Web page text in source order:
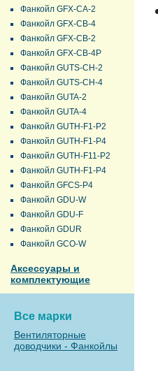
Фанкойл GFX-CA-2
Фанкойл GFX-CB-4
Фанкойл GFX-CB-2
Фанкойл GFX-CB-4P
Фанкойл GUTS-CH-2
Фанкойл GUTS-CH-4
Фанкойл GUTA-2
Фанкойл GUTA-4
Фанкойл GUTH-F1-P2
Фанкойл GUTH-F1-P4
Фанкойл GUTH-F11-P2
Фанкойл GUTH-F1-P4
Фанкойл GFCS-P4
Фанкойл GDU-W
Фанкойл GDU-F
Фанкойл GDUR
Фанкойл GCO-W
Аксессуары и
комплектующие
Все марки
Вентиляторные
доводчики - Фанкойлы